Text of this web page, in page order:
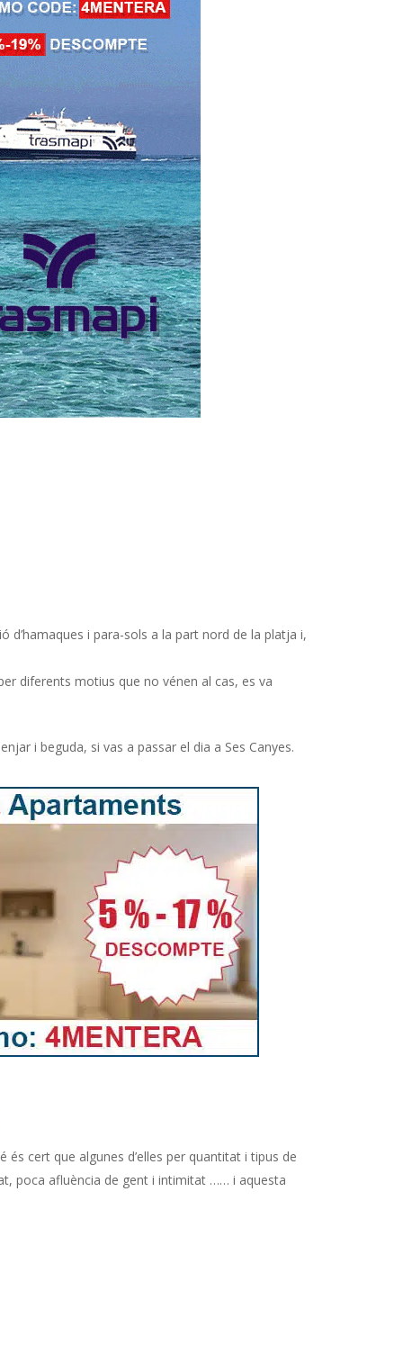
i para-sols a la part nord de la platja i,
diferents motius que no vénen al cas, es va
i beguda, si vas a passar el dia a Ses Canyes.
cert que algunes d’elles per quantitat i tipus de
poca afluència de gent i intimitat …… i aquesta